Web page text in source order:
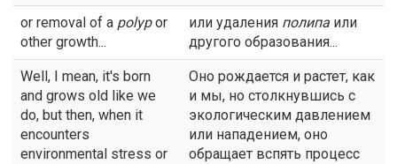
or removal of a polypor
other growth...
или удаления полипа или
другого образования...
Well, I mean, it's born
and grows old like we
do, but then, when it
encounters
environmental stress or
Оно рождается и растет, как
и мы, но столкнувшись с
экологическим давлением
или нападением, оно
обращает вспять процесс